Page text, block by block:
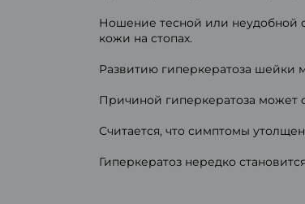
Ношение тесной или неудобной
кожи на стопах.
Развитию гиперкератоза шейки
Причиной гиперкератоза может
Считается, что симптомы
Гиперкератоз нередко